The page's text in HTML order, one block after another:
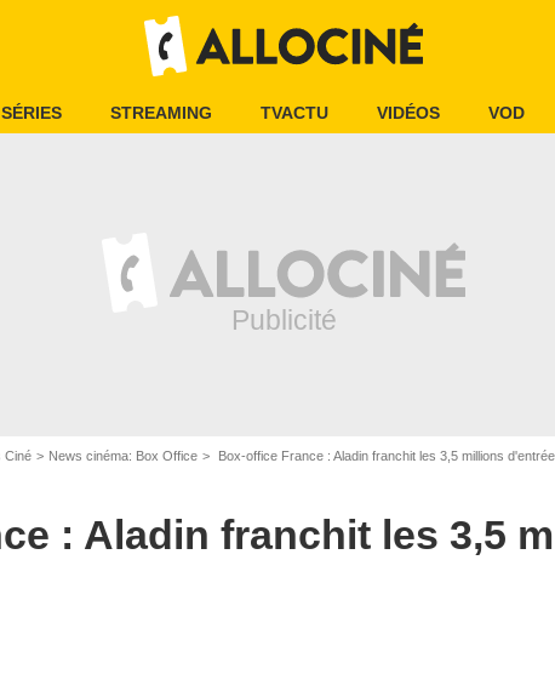
SÉRIES STREAMING TVACTU VIDÉOS VOD
Ciné News cinéma: Box Office Box-office France : Aladin franchit les 3,5 millions
: Aladin franchit les 3,5